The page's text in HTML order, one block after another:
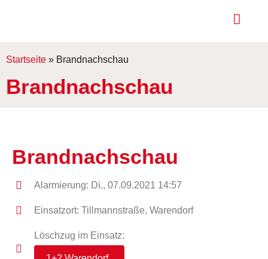
Startseite » Brandnachschau
Brandnachschau
Brandnachschau
Alarmierung: Di., 07.09.2021 14:57
Einsatzort: Tillmannstraße, Warendorf
Löschzug im Einsatz: